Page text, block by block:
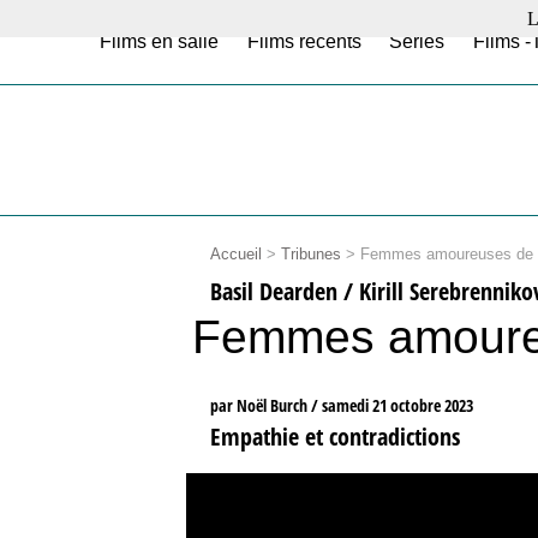
Films en salle Films récents Séries Films -
Accueil > Tribunes > Femmes amoureuses
Basil Dearden / Kirill
Femmes
par Noël Burch /samedi 21 octobre 2023
Empathie et contradictions